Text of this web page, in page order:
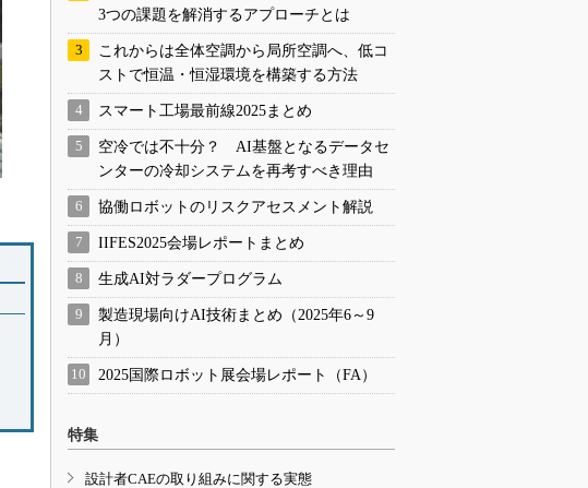
3つの課題を解消するアプローチとは
これからは全体空調から局所空調へ、低コ
ストで恒温・恒湿環境を構築する方法
スマート工場最前線2025まとめ
空冷では不十分？ AI基盤となるデータセ
ンターの冷却システムを再考すべき理由
協働ロボットのリスクアセスメント解説
IIFES2025会場レポートまとめ
生成AI対ラダープログラム
製造現場向けAI技術まとめ（2025年6～9
月）
2025国際ロボット展会場レポート（FA）
特集
設計者CAEの取り組みに関する実態